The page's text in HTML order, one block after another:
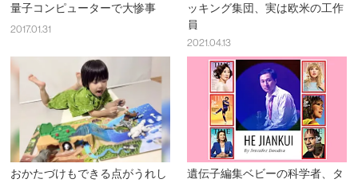
量子コンピューターで大惨事
2017.01.31
ッキング集団、実は欧米の工作
員
2021.04.13
おかたづけもできる点がうれし
遺伝子編集ベビーの科学者、タ